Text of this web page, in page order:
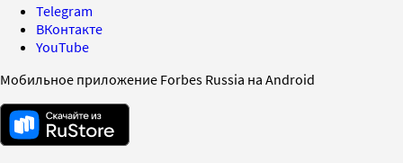
Telegram
ВКонтакте
YouTube
Мобильное приложение Forbes Russia на Android